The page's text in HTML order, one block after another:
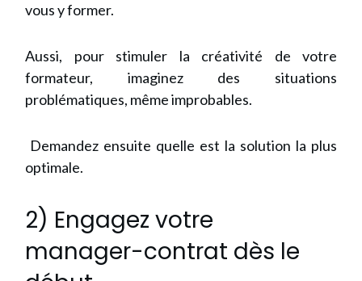
vous y former.
Aussi, pour stimuler la créativité de votre
formateur, imaginez des situations
problématiques, même improbables.
Demandez ensuite quelle est la solution la plus
optimale.
2) Engagez votre
manager-contrat dès le